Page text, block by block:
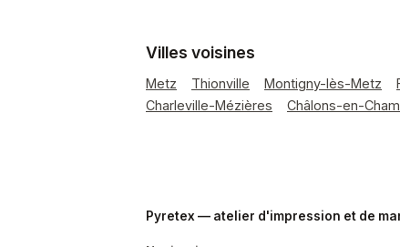
Villes voisines
Metz Thionville Montigny-lès-Metz
Charleville-Mézières
Châlons-en-
Pyretex — atelier d'impression et de